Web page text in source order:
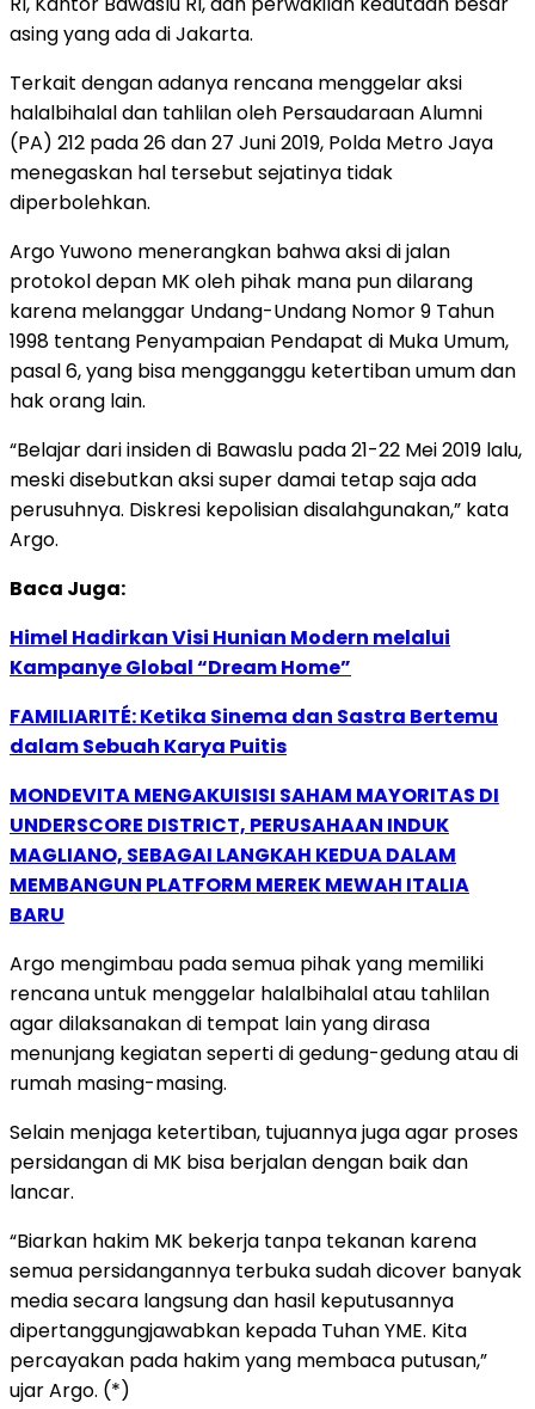
asing yang ada di Jakarta.
Terkait dengan adanya rencana menggelar aksi
halalbihalal dan tahlilan oleh Persaudaraan Alumni
(PA) 212 pada 26 dan 27 Juni 2019, Polda Metro Jaya
menegaskan hal tersebut sejatinya tidak
diperbolehkan.
Argo Yuwono menerangkan bahwa aksi di jalan
protokol depan MK oleh pihak mana pun dilarang
karena melanggar Undang-Undang Nomor 9 Tahun
1998 tentang Penyampaian Pendapat di Muka Umum,
pasal 6, yang bisa mengganggu ketertiban umum dan
hak orang lain.
“Belajar dari insiden di Bawaslu pada 21-22 Mei 2019 lalu,
meski disebutkan aksi super damai tetap saja ada
perusuhnya. Diskresi kepolisian disalahgunakan,” kata
Argo.
Baca Juga:
Himel Hadirkan Visi Hunian Modern melalui
Kampanye Global “Dream Home”
FAMILIARITÉ: Ketika Sinema dan Sastra Bertemu
dalam Sebuah Karya Puitis
MONDEVITA MENGAKUISISI SAHAM MAYORITAS DI
UNDERSCORE DISTRICT, PERUSAHAAN INDUK
MAGLIANO, SEBAGAI LANGKAH KEDUA DALAM
MEMBANGUN PLATFORM MEREK MEWAH ITALIA
BARU
Argo mengimbau pada semua pihak yang memiliki
rencana untuk menggelar halalbihalal atau tahlilan
agar dilaksanakan di tempat lain yang dirasa
menunjang kegiatan seperti di gedung-gedung atau di
rumah masing-masing.
Selain menjaga ketertiban, tujuannya juga agar proses
persidangan di MK bisa berjalan dengan baik dan
lancar.
“Biarkan hakim MK bekerja tanpa tekanan karena
semua persidangannya terbuka sudah dicover banyak
media secara langsung dan hasil keputusannya
dipertanggungjawabkan kepada Tuhan YME. Kita
percayakan pada hakim yang membaca putusan,”
ujar Argo. (*)